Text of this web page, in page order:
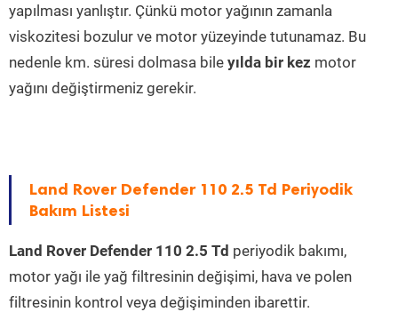
yapılması yanlıştır. Çünkü motor yağının zamanla
viskozitesi bozulur ve motor yüzeyinde tutunamaz. Bu
nedenle km. süresi dolmasa bile yılda bir kez motor
yağını değiştirmeniz gerekir.
Land Rover Defender 110 2.5 Td Periyodik
Bakım Listesi
Land Rover Defender 110 2.5 Td periyodik bakımı,
motor yağı ile yağ filtresinin değişimi, hava ve polen
filtresinin kontrol veya değişiminden ibarettir.